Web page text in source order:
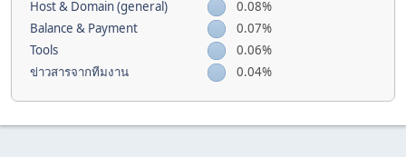
Host & Domain (general)
0.08%
Balance & Payment
0.07%
Tools
0.06%
ข่าวสารจากทีมงาน
0.04%